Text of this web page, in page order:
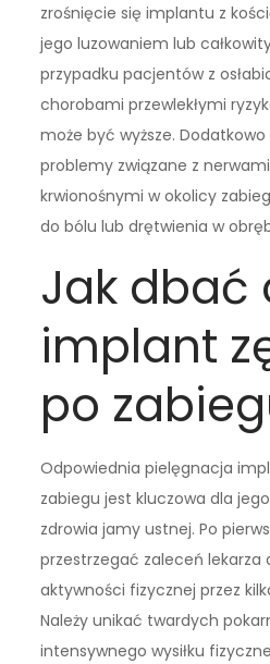
zrośnięcie się implantu z
jego luzowaniem lub
przypadku pacjentów z
chorobami przewlekłymi
może być wyższe.
problemy związane z
krwionośnymi w okolicy
do bólu lub drętwienia w
Jak dbać
implant
po
Odpowiednia pielęgnacja
zabiegu jest kluczowa dla
zdrowia jamy ustnej. Po
przestrzegać zaleceń
aktywności fizycznej przez
Należy unikać twardych
intensywnego wysiłku